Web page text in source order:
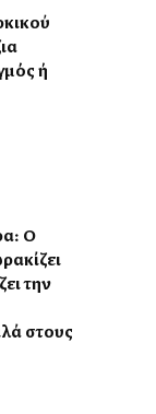
ή
Ο
την
στους